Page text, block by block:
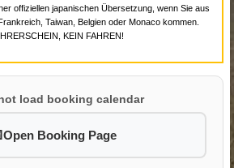
offiziellen japanischen Übersetzung, wenn Sie aus
Taiwan, Belgien oder Monaco kommen.
KEIN FAHREN!
load booking calendar
Open Booking Page